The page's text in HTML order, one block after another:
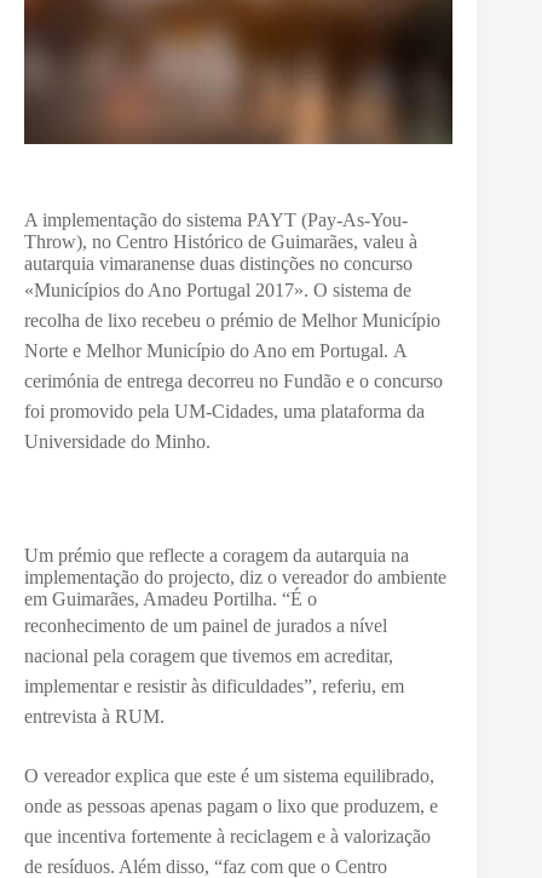
A implementação do sistema PAYT (Pay-As-You-
Throw), no Centro Histórico de Guimarães, valeu à
autarquia vimaranense duas distinções no concurso
«Municípios do Ano Portugal 2017». O sistema de
recolha de lixo recebeu o prémio de Melhor Município
Norte e Melhor Município do Ano em Portugal. A
cerimónia de entrega decorreu no Fundão e o concurso
foi promovido pela UM-Cidades, uma plataforma da
Universidade do Minho.
Um prémio que reflecte a coragem da autarquia na
implementação do projecto, diz o vereador do ambiente
em Guimarães, Amadeu Portilha. “É o
reconhecimento de um painel de jurados a nível
nacional pela coragem que tivemos em acreditar,
implementar e resistir às dificuldades”, referiu, em
entrevista à RUM.
O vereador explica que este é um sistema equilibrado,
onde as pessoas apenas pagam o lixo que produzem, e
que incentiva fortemente à reciclagem e à valorização
de resíduos. Além disso, “faz com que o Centro